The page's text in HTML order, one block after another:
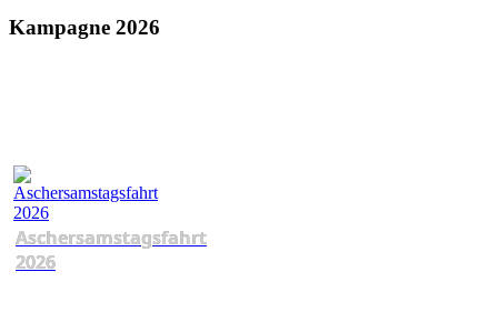
Kampagne 2026
Aschersamstagsfahrt
2026